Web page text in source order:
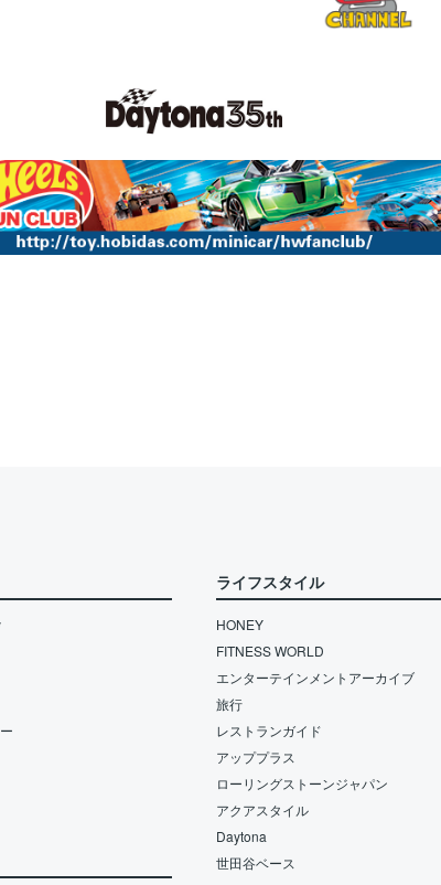
ライフスタイル
HONEY
FITNESS WORLD
エンターテインメントアーカイブ
旅行
レストランガイド
アッププラス
ローリングストーンジャパン
アクアスタイル
Daytona
世田谷ベース